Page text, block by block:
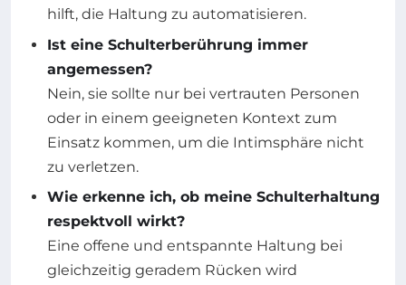
hilft, die Haltung zu automatisieren.
Ist eine Schulterberührung immer
angemessen?
Nein, sie sollte nur bei vertrauten Personen
oder in einem geeigneten Kontext zum
Einsatz kommen, um die Intimsphäre nicht
zu verletzen.
Wie erkenne ich, ob meine Schulterhaltung
respektvoll wirkt?
Eine offene und entspannte Haltung bei
gleichzeitig geradem Rücken wird